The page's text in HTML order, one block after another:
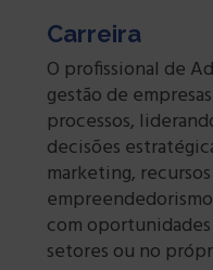
Carreira
O profissional de
gestão de
processos,
decisões
marketing,
com
setores ou no